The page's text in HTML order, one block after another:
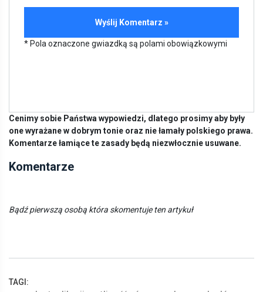
* Pola oznaczone gwiazdką są polami obowiązkowymi
Cenimy sobie Państwa wypowiedzi, dlatego prosimy aby były
one wyrażane w dobrym tonie oraz nie łamały polskiego prawa.
Komentarze łamiące te zasady będą niezwłocznie usuwane.
Komentarze
Bądź pierwszą osobą która skomentuje ten artykuł
TAGI: